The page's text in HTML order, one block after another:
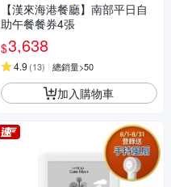
【漢來海港餐廳】南部平日自
助午餐餐券4張
$3,638
4.9 (13) 總銷量>50
加入購物車